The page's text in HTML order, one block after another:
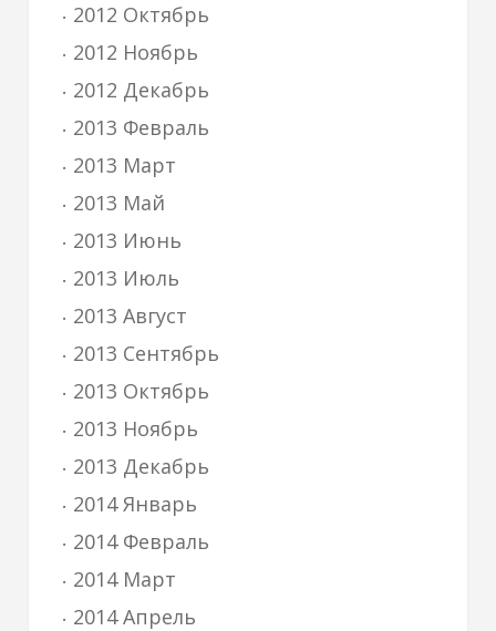
2012 Октябрь
2012 Ноябрь
2012 Декабрь
2013 Февраль
2013 Март
2013 Май
2013 Июнь
2013 Июль
2013 Август
2013 Сентябрь
2013 Октябрь
2013 Ноябрь
2013 Декабрь
2014 Январь
2014 Февраль
2014 Март
2014 Апрель